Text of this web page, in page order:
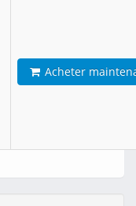
Acheter